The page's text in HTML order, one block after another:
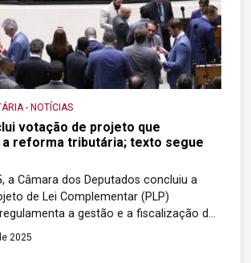
- NOTÍCIAS
votação de projeto que
reforma tributária; texto segue
a Câmara dos Deputados concluiu a
de Lei Complementar (PLP)
a gestão e a fiscalização do
e Serviços (IBS) e trata também da
2025